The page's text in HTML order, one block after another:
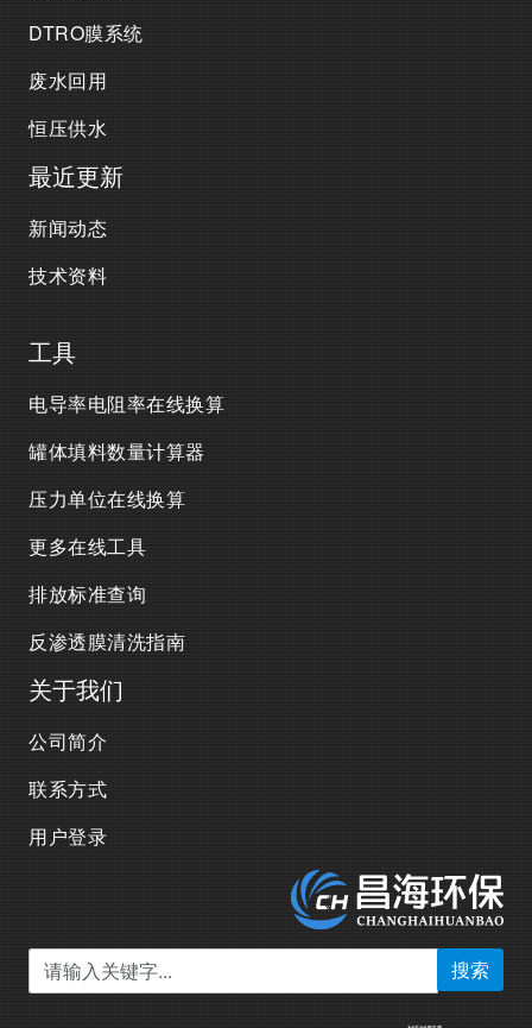
DTRO膜系统
废水回用
恒压供水
最近更新
新闻动态
技术资料
工具
电导率电阻率在线换算
罐体填料数量计算器
压力单位在线换算
更多在线工具
排放标准查询
反渗透膜清洗指南
关于我们
公司简介
联系方式
用户登录
搜索